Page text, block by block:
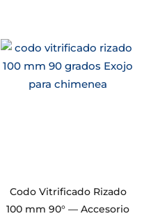
Codo Vitrificado Rizado
100 mm 90° — Accesorio